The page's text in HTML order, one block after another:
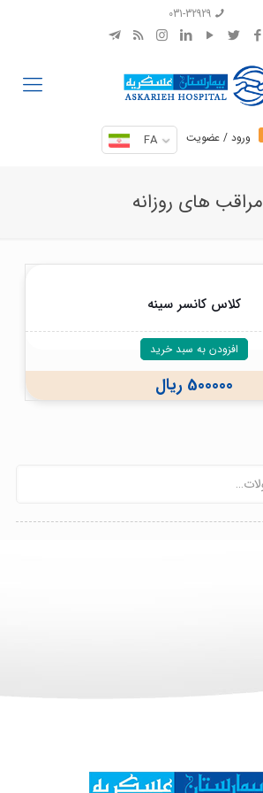
031-32929
ورود / عضویت FA
مراقب های روزانه
کلاس کانسر سینه
افزودن به سبد خرید
500000 ریال